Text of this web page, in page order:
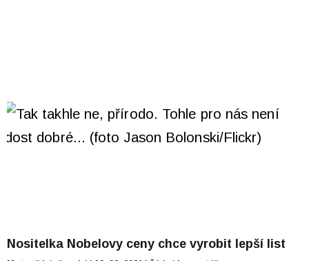
Nositelka Nobelovy ceny chce vyrobit lepší list